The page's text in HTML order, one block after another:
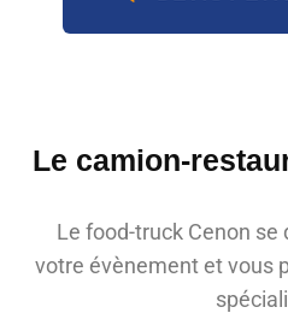
Le camion-
Le food-truck Cenon se
votre évènement et vous